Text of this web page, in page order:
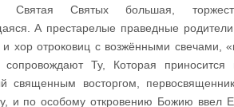
Святая Святых большая,
А престарелые праведные
хор отроковиц с возжёнными свечами,
сопровождают Ту, Которая
священным восторгом,
и по особому откровению Божию ввел